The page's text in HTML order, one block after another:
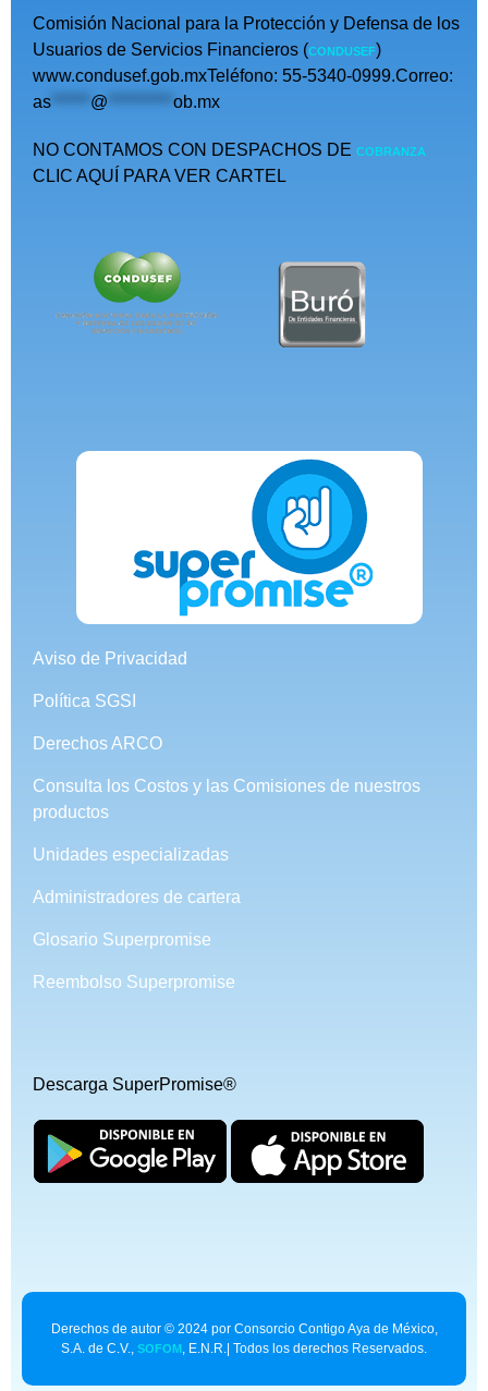
Comisión Nacional para la Protección y Defensa de los
Usuarios de Servicios Financieros (CONDUSEF)
www.condusef.gob.mxTeléfono: 55-5340-0999.Correo:
as ****** @ ********** ob.mx
NO CONTAMOS CON DESPACHOS DE COBRANZA
CLIC AQUÍ PARA VER CARTEL
Aviso de Privacidad
Política SGSI
Derechos ARCO
Consulta los Costos y las Comisiones de nuestros
productos
Unidades especializadas
Administradores de cartera
Glosario Superpromise
Reembolso Superpromise
Descarga SuperPromise®
Derechos de autor © 2024 por Consorcio Contigo Aya de México,
S.A. de C.V., SOFOM , E.N.R.| Todos los derechos Reservados.